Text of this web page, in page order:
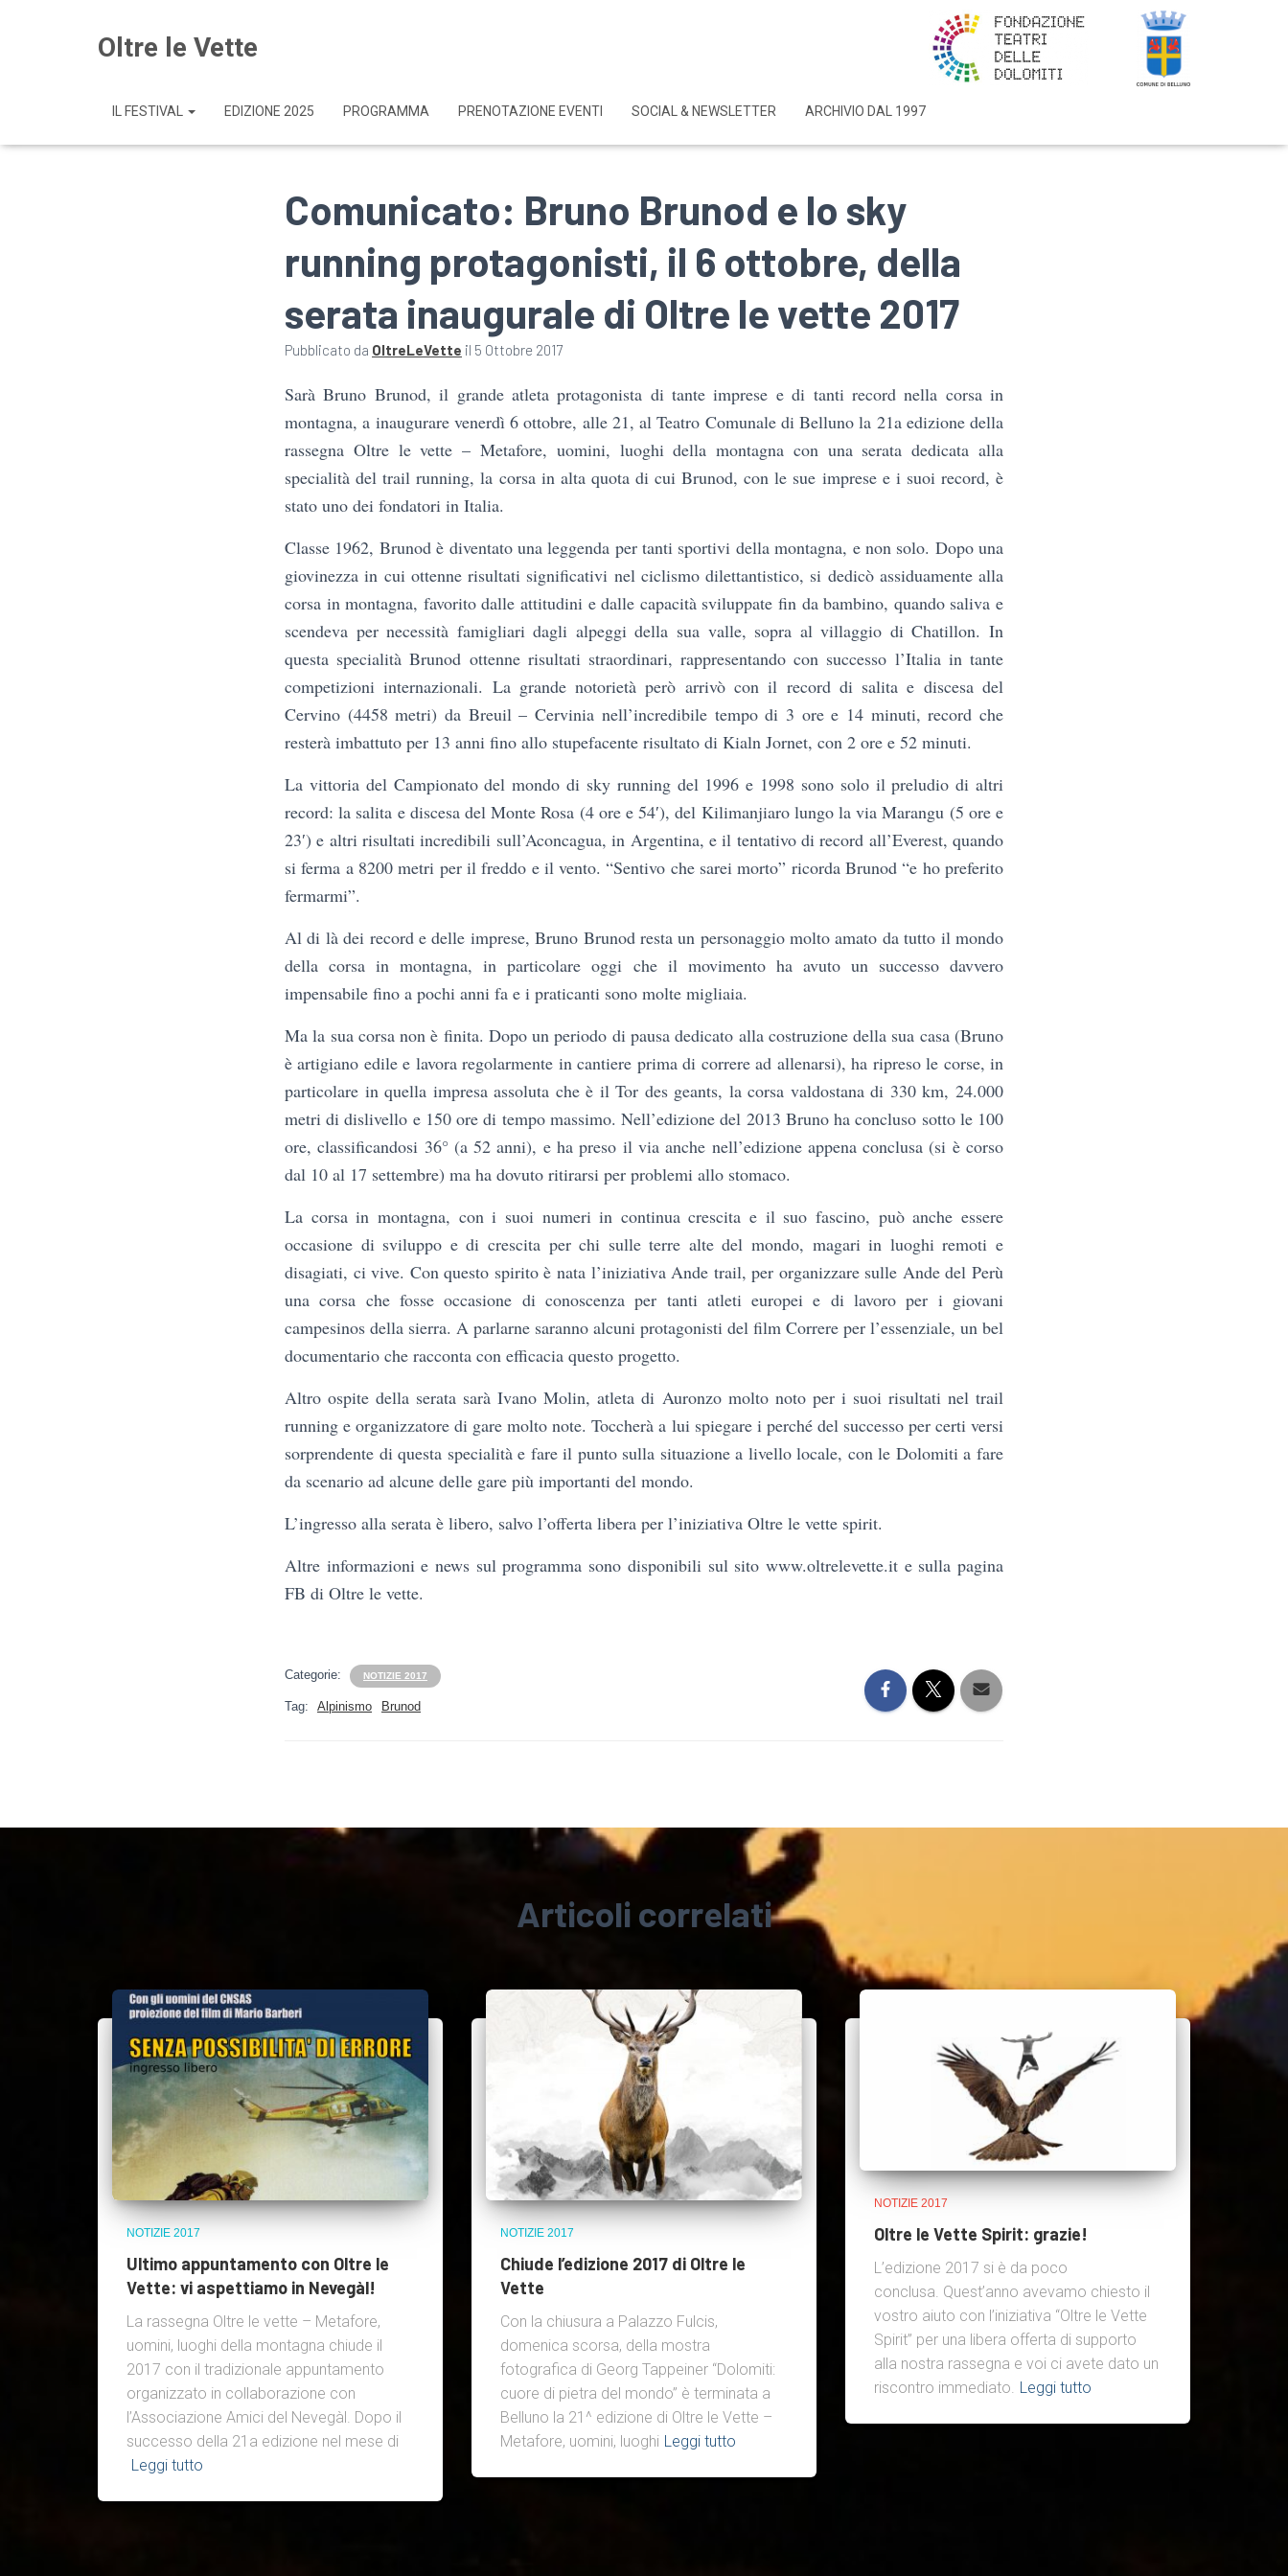
Oltre le Vette
IL FESTIVAL EDIZIONE 2025 PROGRAMMA PRENOTAZIONE EVENTI SOCIAL & NEWSLETTER ARCHIVIO DAL 1997
Comunicato: Bruno Brunod e lo sky
running protagonisti, il 6 ottobre, della
serata inaugurale di Oltre le vette 2017
Pubblicato da OltreLeVette il 5 Ottobre 2017
Sarà Bruno Brunod, il grande atleta protagonista di tante imprese e di tanti record nella corsa in
montagna, a inaugurare venerdì 6 ottobre, alle 21, al Teatro Comunale di Belluno la 21a edizione della
rassegna Oltre le vette – Metafore, uomini, luoghi della montagna con una serata dedicata alla
specialità del trail running, la corsa in alta quota di cui Brunod, con le sue imprese e i suoi record, è
stato uno dei fondatori in Italia.
Classe 1962, Brunod è diventato una leggenda per tanti sportivi della montagna, e non solo. Dopo una
giovinezza in cui ottenne risultati significativi nel ciclismo dilettantistico, si dedicò assiduamente alla
corsa in montagna, favorito dalle attitudini e dalle capacità sviluppate fin da bambino, quando saliva e
scendeva per necessità famigliari dagli alpeggi della sua valle, sopra al villaggio di Chatillon. In
questa specialità Brunod ottenne risultati straordinari, rappresentando con successo l’Italia in tante
competizioni internazionali. La grande notorietà però arrivò con il record di salita e discesa del
Cervino (4458 metri) da Breuil – Cervinia nell’incredibile tempo di 3 ore e 14 minuti, record che
resterà imbattuto per 13 anni fino allo stupefacente risultato di Kialn Jornet, con 2 ore e 52 minuti.
La vittoria del Campionato del mondo di sky running del 1996 e 1998 sono solo il preludio di altri
record: la salita e discesa del Monte Rosa (4 ore e 54′), del Kilimanjiaro lungo la via Marangu (5 ore e
23′) e altri risultati incredibili sull’Aconcagua, in Argentina, e il tentativo di record all’Everest, quando
si ferma a 8200 metri per il freddo e il vento. “Sentivo che sarei morto” ricorda Brunod “e ho preferito
fermarmi”.
Al di là dei record e delle imprese, Bruno Brunod resta un personaggio molto amato da tutto il mondo
della corsa in montagna, in particolare oggi che il movimento ha avuto un successo davvero
impensabile fino a pochi anni fa e i praticanti sono molte migliaia.
Ma la sua corsa non è finita. Dopo un periodo di pausa dedicato alla costruzione della sua casa (Bruno
è artigiano edile e lavora regolarmente in cantiere prima di correre ad allenarsi), ha ripreso le corse, in
particolare in quella impresa assoluta che è il Tor des geants, la corsa valdostana di 330 km, 24.000
metri di dislivello e 150 ore di tempo massimo. Nell’edizione del 2013 Bruno ha concluso sotto le 100
ore, classificandosi 36° (a 52 anni), e ha preso il via anche nell’edizione appena conclusa (si è corso
dal 10 al 17 settembre) ma ha dovuto ritirarsi per problemi allo stomaco.
La corsa in montagna, con i suoi numeri in continua crescita e il suo fascino, può anche essere
occasione di sviluppo e di crescita per chi sulle terre alte del mondo, magari in luoghi remoti e
disagiati, ci vive. Con questo spirito è nata l’iniziativa Ande trail, per organizzare sulle Ande del Perù
una corsa che fosse occasione di conoscenza per tanti atleti europei e di lavoro per i giovani
campesinos della sierra. A parlarne saranno alcuni protagonisti del film Correre per l’essenziale, un bel
documentario che racconta con efficacia questo progetto.
Altro ospite della serata sarà Ivano Molin, atleta di Auronzo molto noto per i suoi risultati nel trail
running e organizzatore di gare molto note. Toccherà a lui spiegare i perché del successo per certi versi
sorprendente di questa specialità e fare il punto sulla situazione a livello locale, con le Dolomiti a fare
da scenario ad alcune delle gare più importanti del mondo.
L’ingresso alla serata è libero, salvo l’offerta libera per l’iniziativa Oltre le vette spirit.
Altre informazioni e news sul programma sono disponibili sul sito www.oltrelevette.it e sulla pagina
FB di Oltre le vette.
Categorie: NOTIZIE 2017
Tag: Alpinismo Brunod
Articoli correlati
NOTIZIE 2017
Ultimo appuntamento con Oltre le
Vette: vi aspettiamo in Nevegàl!
La rassegna Oltre le vette – Metafore,
uomini, luoghi della montagna chiude il
2017 con il tradizionale appuntamento
organizzato in collaborazione con
l’Associazione Amici del Nevegàl. Dopo il
successo della 21a edizione nel mese di
Leggi tutto
NOTIZIE 2017
Chiude l’edizione 2017 di Oltre le
Vette
Con la chiusura a Palazzo Fulcis,
domenica scorsa, della mostra
fotografica di Georg Tappeiner “Dolomiti:
cuore di pietra del mondo” è terminata a
Belluno la 21^ edizione di Oltre le Vette –
Metafore, uomini, luoghi Leggi tutto
NOTIZIE 2017
Oltre le Vette Spirit: grazie!
L’edizione 2017 si è da poco
conclusa. Quest’anno avevamo chiesto il
vostro aiuto con l’iniziativa “Oltre le Vette
Spirit” per una libera offerta di supporto
alla nostra rassegna e voi ci avete dato un
riscontro immediato. Leggi tutto